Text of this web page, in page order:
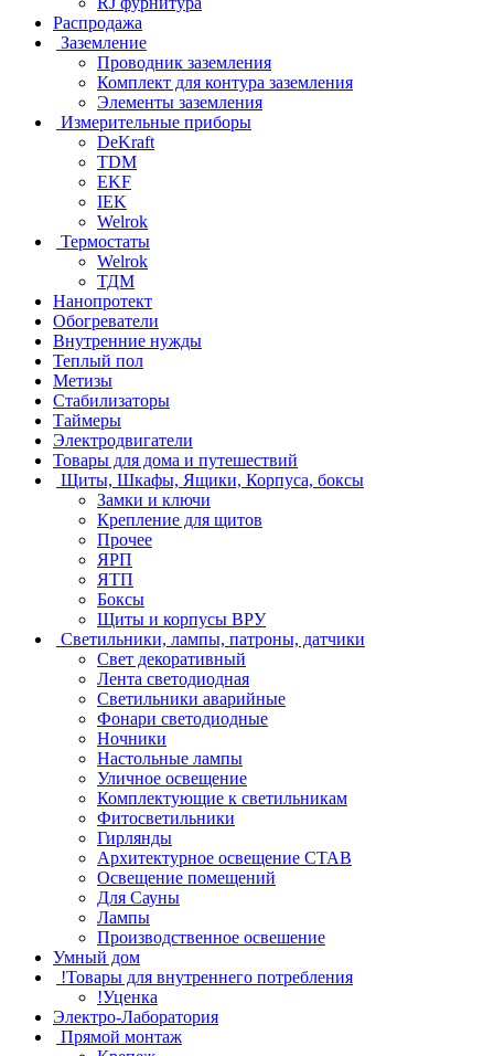
Распродажа
Заземление
Проводник заземления
Комплект для контура заземления
Элементы заземления
Измерительные приборы
DeKraft
TDM
EKF
IEK
Welrok
Термостаты
Welrok
ТДМ
Нанопротект
Обогреватели
Внутренние нужды
Теплый пол
Метизы
Стабилизаторы
Таймеры
Электродвигатели
Товары для дома и путешествий
Щиты, Шкафы, Ящики, Корпуса, боксы
Замки и ключи
Крепление для щитов
Прочее
ЯРП
ЯТП
Боксы
Щиты и корпусы ВРУ
Светильники, лампы, патроны, датчики
Свет декоративный
Лента светодиодная
Светильники аварийные
Фонари светодиодные
Ночники
Настольные лампы
Уличное освещение
Комплектующие к светильникам
Фитосветильники
Гирлянды
Архитектурное освещение СТАВ
Освещение помещений
Для Сауны
Лампы
Производственное освешение
Умный дом
!Товары для внутреннего потребления
!Уценка
Электро-Лаборатория
Прямой монтаж